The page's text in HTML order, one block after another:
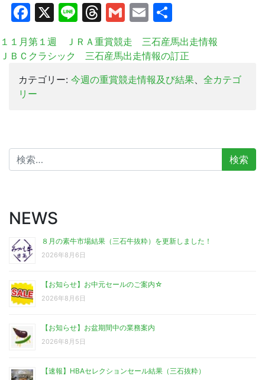
Facebook
X LineThreads
Gmail
Email
有
１１月第１週 ＪＲＡ重賞競走 三石産馬出走情報
ＪＢＣクラシック 三石産馬出走情報の訂正
カテゴリー: 今週の重賞競走情報及び結果、 全カテゴ
リー
検
索:
NEWS
８月の素牛市場結果（三石牛抜粋）を更新しました！
2026年8月6日
【お知らせ】お中元セールのご案内☆
2026年8月6日
【お知らせ】お盆期間中の業務案内
2026年8月5日
【速報】HBAセレクションセール結果（三石抜粋）